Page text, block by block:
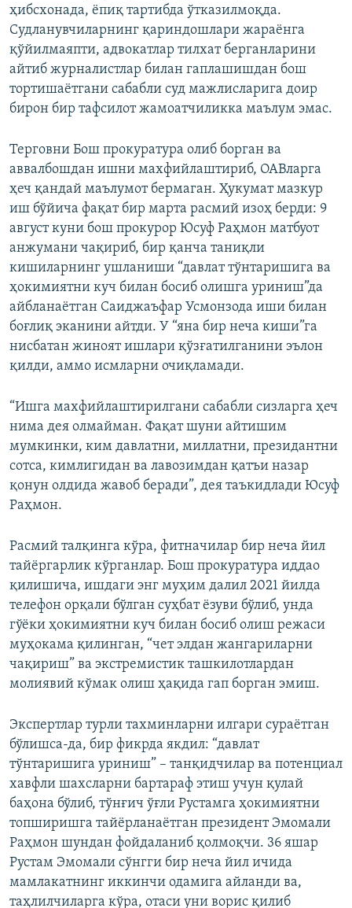
ҳибсхонада, ёпиқ тартибда ўтказилмоқда.
Судланувчиларнинг қариндошлари жараёнга
қўйилмаяпти, адвокатлар тилхат берганларини
айтиб журналистлар билан гаплашишдан бош
тортишаётгани сабабли суд мажлисларига доир
бирон бир тафсилот жамоатчиликка маълум эмас.
Терговни Бош прокуратура олиб борган ва
аввалбошдан ишни махфийлаштириб, ОАВларга
ҳеч қандай маълумот бермаган. Ҳукумат мазкур
иш бўйича фақат бир марта расмий изоҳ берди: 9
август куни бош прокурор Юсуф Раҳмон матбуот
анжумани чақириб, бир қанча таниқли
кишиларнинг ушланиши “давлат тўнтаришига ва
ҳокимиятни куч билан босиб олишга уриниш”да
айбланаётган Саиджаъфар Усмонзода иши билан
боғлиқ эканини айтди. У “яна бир неча киши”га
нисбатан жиноят ишлари қўзғатилганини эълон
қилди, аммо исмларни очиқламади.
“Ишга махфийлаштирилгани сабабли сизларга ҳеч
нима дея олмайман. Фақат шуни айтишим
мумкинки, ким давлатни, миллатни, президантни
сотса, кимлигидан ва лавозимдан қатъи назар
қонун олдида жавоб беради”, дея таъкидлади Юсуф
Раҳмон.
Расмий талқинга кўра, фитначилар бир неча йил
тайёргарлик кўрганлар. Бош прокуратура иддао
қилишича, ишдаги энг муҳим далил 2021 йилда
телефон орқали бўлган суҳбат ёзуви бўлиб, унда
гўёки ҳокимиятни куч билан босиб олиш режаси
муҳокама қилинган, “чет элдан жангариларни
чақириш” ва экстремистик ташкилотлардан
молиявий кўмак олиш ҳақида гап борган эмиш.
Экспертлар турли тахминларни илгари сураётган
бўлишса-да, бир фикрда якдил: “давлат
тўнтаришига уриниш” – танқидчилар ва потенциал
хавфли шахсларни бартараф этиш учун қулай
баҳона бўлиб, тўнғич ўғли Рустамга ҳокимиятни
топширишга тайёрланаётган президент Эмомали
Раҳмон шундан фойдаланиб қолмоқчи. 36 яшар
Рустам Эмомали сўнгги бир неча йил ичида
мамлакатнинг иккинчи одамига айланди ва,
таҳлилчиларга кўра, отаси уни ворис қилиб